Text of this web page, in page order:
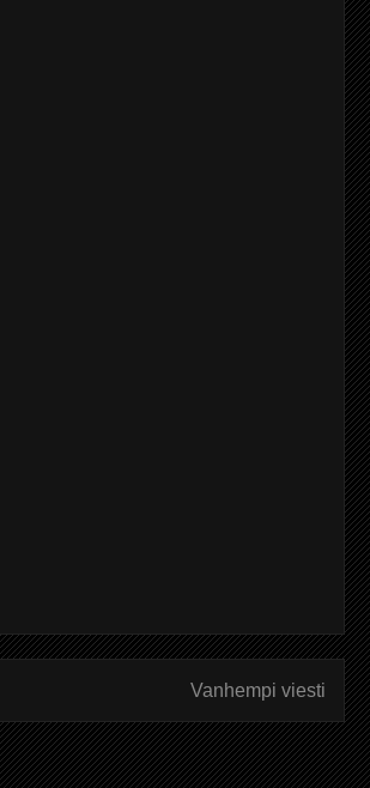
Vanhempi viesti